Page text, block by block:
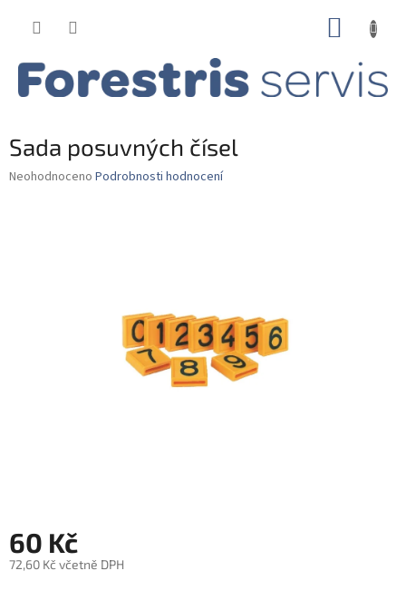
Sada posuvných čísel
Průměrné
Neohodnoceno Podrobnosti hodnocení
60 Kč
72,60 Kč včetně DPH